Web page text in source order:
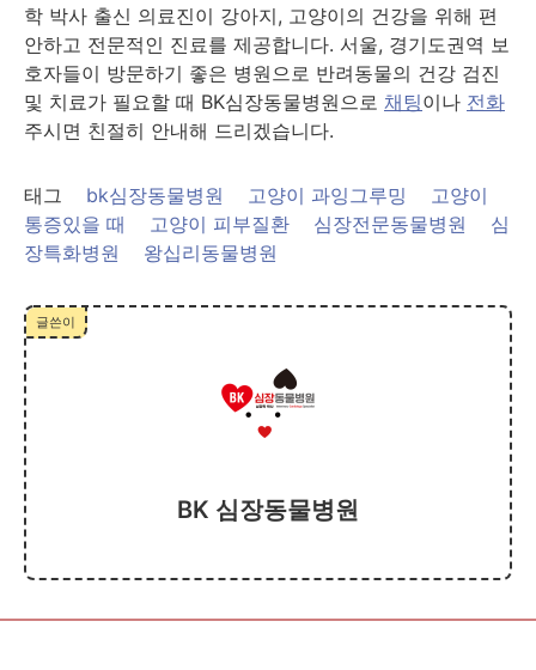
학 박사 출신 의료진이 강아지, 고양이의 건강을 위해 편
안하고 전문적인 진료를 제공합니다. 서울, 경기도권역 보
호자들이 방문하기 좋은 병원으로 반려동물의 건강 검진
및 치료가 필요할 때 BK심장동물병원으로 채팅이나 전화
주시면 친절히 안내해 드리겠습니다.
태그 bk심장동물병원 고양이 과잉그루밍
고양이
통증있을 때
고양이 피부질환 심장전문동물병원
심
장특화병원
왕십리동물병원
글쓴이
BK 심장동물병원